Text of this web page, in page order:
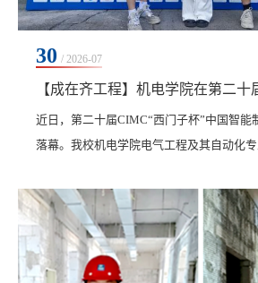
30 / 2026-07
近日，第二十届CIMC“西门子杯”中国智能
落幕。我校机电学院电气工程及其自动化
设计，在激烈角逐中脱颖而出，斩获二等
所顶尖高校同台获此殊荣，实现获奖数量
学院参赛以来最好成绩。本次大赛是教育
框架下的国家A类赛事，也是国内智能制造